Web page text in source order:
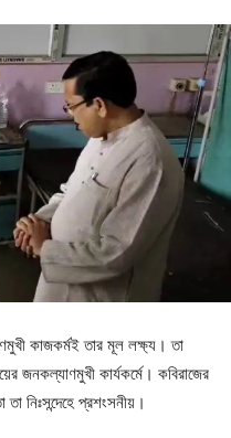
কাজকর্মই তার মূল লক্ষ্য। তা
জনকল্যাণমুখী কার্যকর্মে। কবিরাজের
তা নিঃসন্দেহে প্রশংসনীয়।